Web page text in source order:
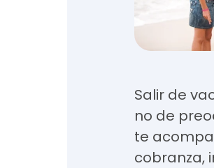
Salir de
no de
te
cobranza,